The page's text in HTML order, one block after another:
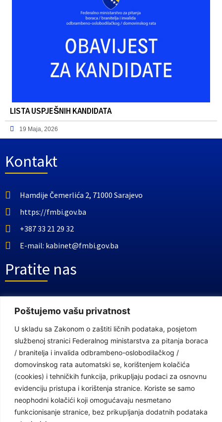
Poštujemo vašu privatnost
U skladu sa Zakonom o zaštiti ličnih podataka, posjetom
službenoj stranici Federalnog ministarstva za pitanja boraca
/ branitelja i invalida odbrambeno-oslobodilačkog /
domovinskog rata automatski se, korištenjem kolačića
(cookies) i tehničkih funkcija, prikupljaju podaci za osnovnu
evidenciju pristupa i korištenja stranice. Koriste se samo
neophodni kolačići koji omogućavaju nesmetano
funkcionisanje stranice, bez prikupljanja dodatnih podataka
LISTA USPJEŠNIH KANDIDATA
19 Maja, 2026
Kontakt
Hamdije Čemerlića 2, 71000 Sarajevo
https://fmbi.gov.ba
+387 33 21 29 32
E-mail: kabinet@fmbi.gov.ba
Pratite nas
Linkovi
Vlada Federacije Bosne i Hercegovine
Federalno ministarstvo finansija
Federalni zavod za penzijsko i invalidsko osiguranje